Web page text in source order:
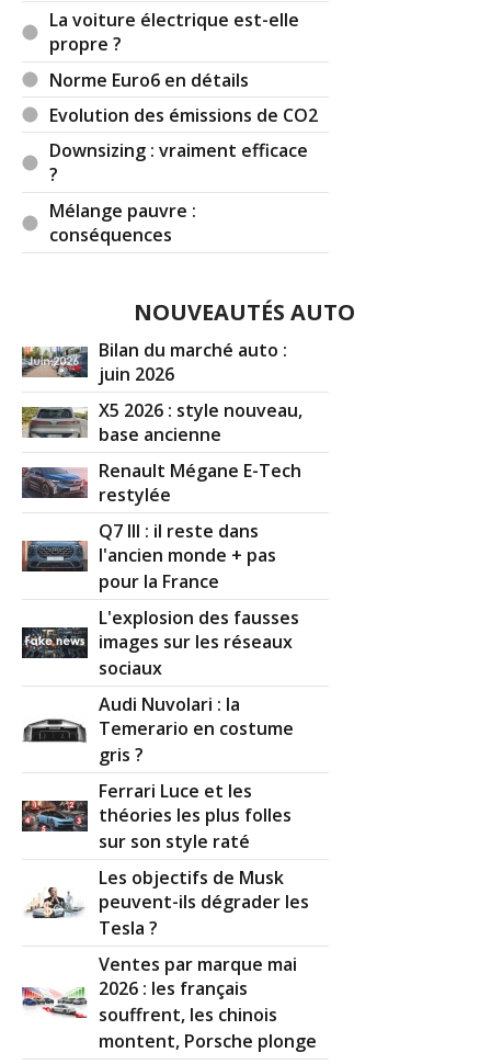
La voiture électrique est-elle
propre ?
Norme Euro6 en détails
Evolution des émissions de CO2
Downsizing : vraiment efficace
?
Mélange pauvre :
conséquences
NOUVEAUTÉS AUTO
Bilan du marché auto :
juin 2026
X5 2026 : style nouveau,
base ancienne
Renault Mégane E-Tech
restylée
Q7 III : il reste dans
l'ancien monde + pas
pour la France
L'explosion des fausses
images sur les réseaux
sociaux
Audi Nuvolari : la
Temerario en costume
gris ?
Ferrari Luce et les
théories les plus folles
sur son style raté
Les objectifs de Musk
peuvent-ils dégrader les
Tesla ?
Ventes par marque mai
2026 : les français
souffrent, les chinois
montent, Porsche plonge